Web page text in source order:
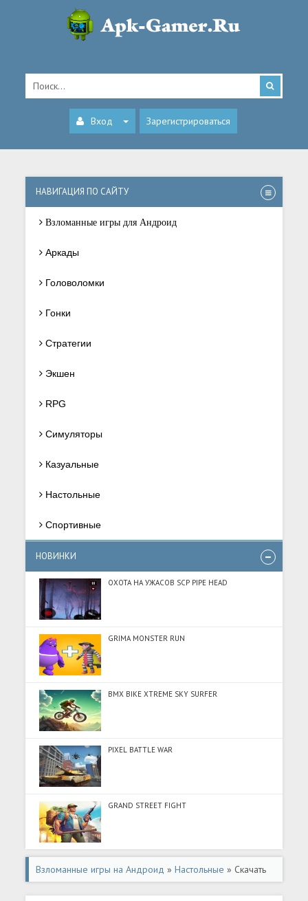
Вход Зарегистрироваться
НАВИГАЦИЯ ПО САЙТУ
Взломанные игры для Андроид
Аркады
Головоломки
Гонки
Стратегии
Экшен
RPG
Симуляторы
Казуальные
Настольные
Спортивные
НОВИНКИ
ОХОТА НА УЖАСОВ SCP PIPE HEAD
GRIMA MONSTER RUN
BMX BIKE XTREME SKY SURFER
PIXEL BATTLE WAR
GRAND STREET FIGHT
Взломанные игры на Андроид »Настольные » Скачать
Merge block-2048 puzzle game (Много денег) на